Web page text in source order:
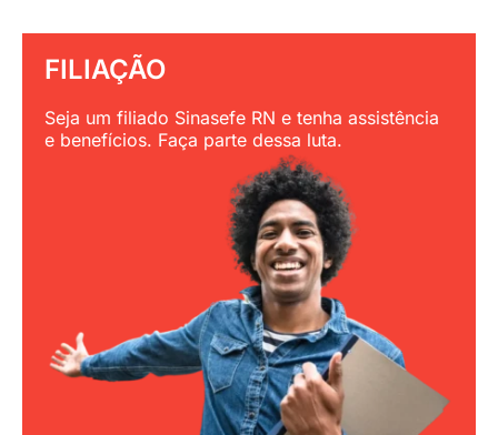
FILIAÇÃO
Seja um filiado Sinasefe RN e tenha assistência
e benefícios. Faça parte dessa luta.